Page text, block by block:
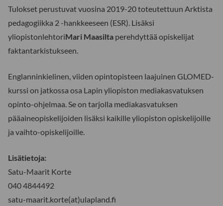
Tulokset perustuvat vuosina 2019-20 toteutettuun Arktista
pedagogiikka 2 -hankkeeseen (ESR). Lisäksi
yliopistonlehtoriMari Maasilta perehdyttää opiskelijat
faktantarkistukseen.
Englanninkielinen, viiden opintopisteen laajuinen GLOMED-
kurssi on jatkossa osa Lapin yliopiston mediakasvatuksen
opinto-ohjelmaa. Se on tarjolla mediakasvatuksen
pääaineopiskelijoiden lisäksi kaikille yliopiston opiskelijoille
ja vaihto-opiskelijoille.
Lisätietoja:
Satu-Maarit Korte
040 4844492
satu-maarit.korte(at)ulapland.fi